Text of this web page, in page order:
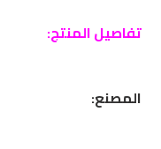
تفاصيل المنتج:
المصنع: